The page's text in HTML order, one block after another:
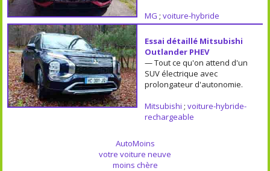
MG ; voiture-hybride
Essai détaillé Mitsubishi
Outlander PHEV
— Tout ce qu'on attend d'un
SUV électrique avec
prolongateur d'autonomie.
Mitsubishi ; voiture-hybride-
rechargeable
AutoMoins
votre voiture neuve
moins chère